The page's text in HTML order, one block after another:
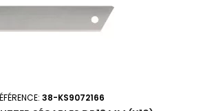
38-KS9072166